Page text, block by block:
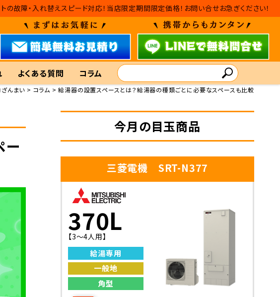
故障・入れ替えスピード対応！当店限定期間限定価格！お問い合せお急ぎください！
よくある質問 コラム
んまい コラム 給湯器の設置スペースとは？給湯器の種類ごとに必要なスペースも比較
ー
今月の目玉商品
三菱電機 SRT-N377
370L
【3〜4人用】
給湯専用
一般地
角型